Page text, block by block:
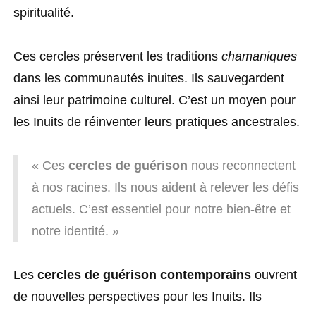
spiritualité.
Ces cercles préservent les traditions chamaniques
dans les communautés inuites. Ils sauvegardent
ainsi leur patrimoine culturel. C’est un moyen pour
les Inuits de réinventer leurs pratiques ancestrales.
« Ces cercles de guérison nous reconnectent
à nos racines. Ils nous aident à relever les défis
actuels. C’est essentiel pour notre bien-être et
notre identité. »
Les cercles de guérison contemporains ouvrent
de nouvelles perspectives pour les Inuits. Ils